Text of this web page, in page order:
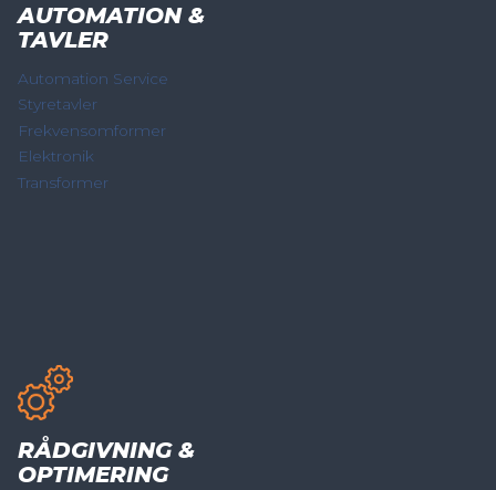
AUTOMATION &
TAVLER
Automation Service
Styretavler
Frekvensomformer
Elektronik
Transformer
RÅDGIVNING &
OPTIMERING